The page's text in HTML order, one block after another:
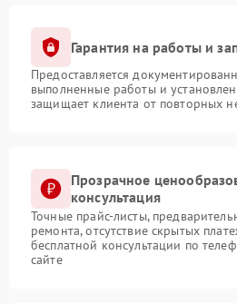
Гарантия на работы и
Предоставляется
выполненные работы и
защищает клиента от повторных
Прозрачное
консультация
Точные прайс-листы,
ремонта, отсутствие скрытых
бесплатной консультации по
сайте